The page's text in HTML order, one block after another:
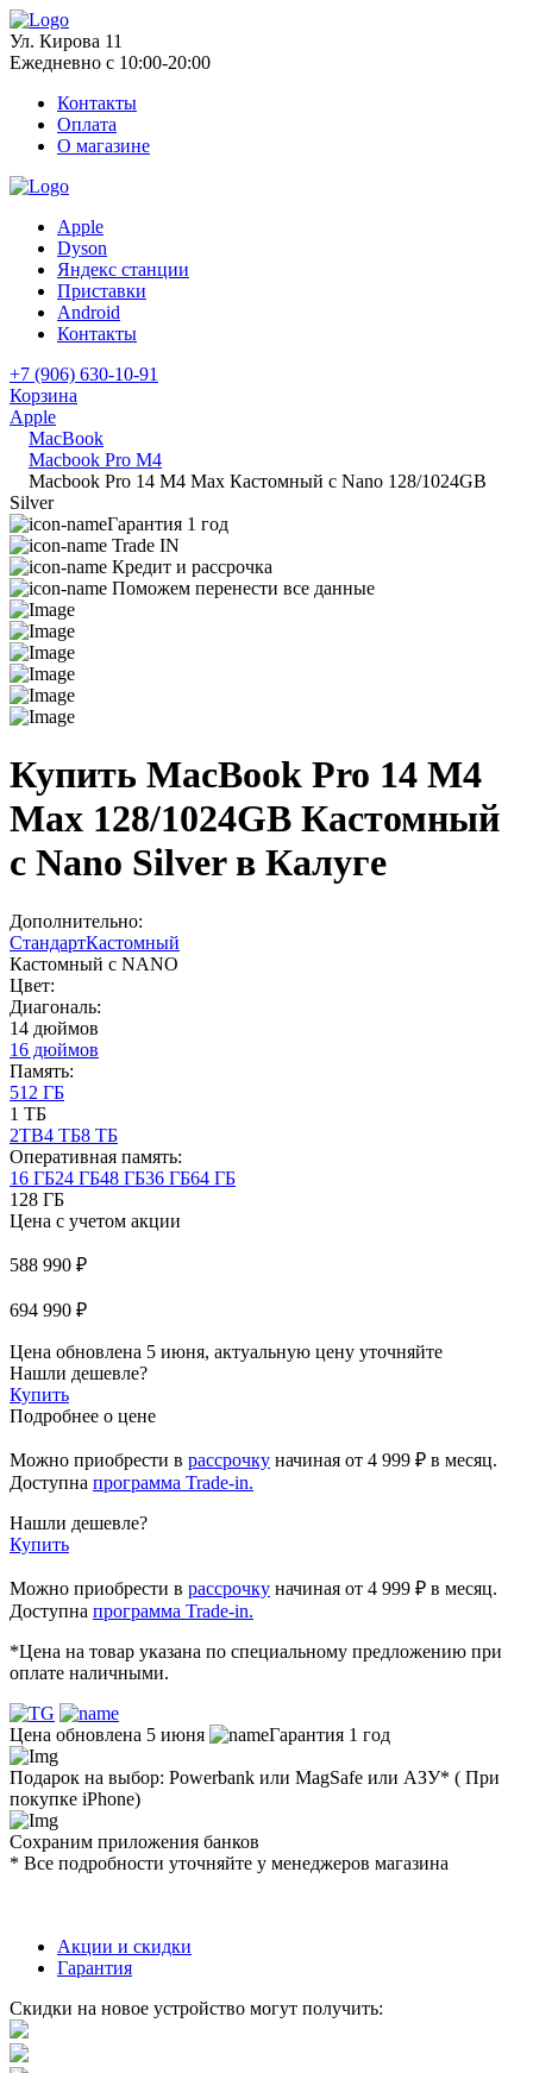
Ул. Кирова 11
Ежедневно с 10:00-20:00
Контакты
Оплата
О магазине
Apple
Dyson
Яндекс станции
Приставки
Android
Контакты
+7 (906) 630-10-91
Корзина
Apple
MacBook
Macbook Pro M4
Macbook Pro 14 M4 Max Кастомный с Nano 128/1024GB
Silver
Гарантия 1 год
Trade IN
Кредит и рассрочка
Поможем перенести все данные
Купить MacBook Pro 14 M4
Max 128/1024GB Кастомный
с Nano Silver в Калуге
Дополнительно:
СтандартКастомный
Кастомный с NANO
Цвет:
Диагональ:
14 дюймов
16 дюймов
Память:
512 ГБ
1 ТБ
2TB4 ТБ8 ТБ
Оперативная память:
16 ГБ24 ГБ48 ГБ36 ГБ64 ГБ
128 ГБ
Цена с учетом акции
588 990 ₽
694 990 ₽
Цена обновлена 5 июня, актуальную цену уточняйте
Нашли дешевле?
Купить
Подробнее о цене
Можно приобрести в рассрочку начиная от 4 999 ₽ в месяц.
Доступна программа Trade-in.
Нашли дешевле?
Купить
Можно приобрести в рассрочку начиная от 4 999 ₽ в месяц.
Доступна программа Trade-in.
*Цена на товар указана по специальному предложению при
оплате наличными.
Цена обновлена 5 июня Гарантия 1 год
Подарок на выбор: Powerbank или MagSafe или AЗУ* ( При
покупке iPhone)
Сохраним приложения банков
* Все подробности уточняйте у менеджеров магазина
Акции и скидки
Гарантия
Скидки на новое устройство могут получить: